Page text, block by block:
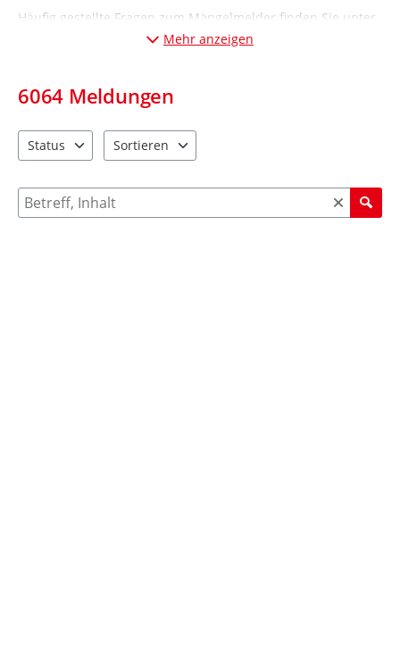
Häufig gestellte Fragen zum Mängelmelder finden Sie unter
„Informationen“ (Desktop-Ansicht: links; Mobil-Ansicht:
Mehr anzeigen
6064 Meldungen
Status
Sortieren
Suche nach Meldungen und Kommentaren